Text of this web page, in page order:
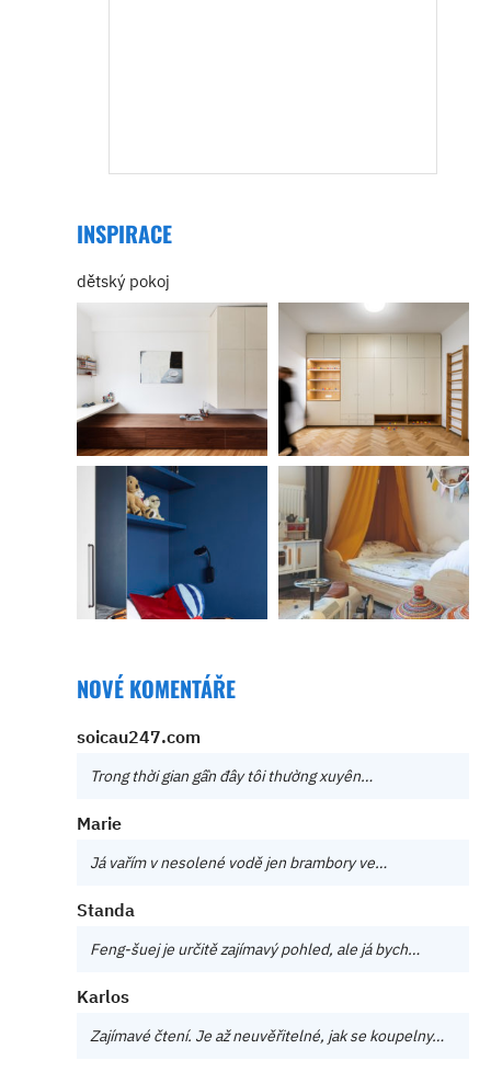
INSPIRACE
dětský pokoj
NOVÉ KOMENTÁŘE
soicau247.com
Trong thời gian gần đây tôi thường xuyên…
Marie
Já vařím v nesolené vodě jen brambory ve…
Standa
Feng-šuej je určitě zajímavý pohled, ale já bych…
Karlos
Zajímavé čtení. Je až neuvěřitelné, jak se koupelny…